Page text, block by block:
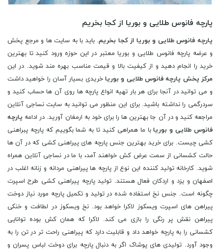
پارچه فانوس طلایی و بوریا از کجا بخریم
پارچه فانوس طلایی و بوریا از کجا بخریم. باید با به سایت ها و مرجع پخش
و عرضه پارچه فانوس طلایی و بوریا معتبر در این حوزه ورود کنید تا بهترین
خرید را انجام دهید و از کیفیت بالا و قیمت مناسب بهره مند شوید. در این
مرکز پخش پارچه فانوس طلایی و بوریاخریدی بسیار آسان را خواهید داشت
و می توانید در آنجا برای هر بار تهیه انواع پارچه ها روی آن ها حساب کنید و
سردرگمی را نداشته باشید. برای این منظور می توانید به سایت نساجی آنلاین
مراجعه کنید و در آن جا بهترین ها را برای خود به ارمغان آورید. در ادامه پارچه
فانوس طلایی و بوریابا ما همراهی کنید تا به شما بگوییم که پارچه پبراهنی
کشی چیست. برای خرید بهترین جنس پارچه های پیراهنی کشی که در آن ها
حالت کشسانی از سمت عرض کش خواهند آمد، با ما در نساجی آنلاین همراه
شوید. کارخانه تولید کننده این نوع از پارچه ها پیراهنی مردانه و زنانه اغلب در
اصفهان و یزد و اردکان فعال هستند. تولید پارچه پیراهنی کشی طرح اسپرت
چگونه است. جنس نخ استفاده شده در تولید و تکمیل پارچه مورد نیاز دوخت
پیراهن های اسپرت ویسکوز لاکرا خواهد بود. نخ ویسکوز در لطافت و خنکی
پیراهن نقش پر رنگی را بازی می کند. لاکرا که همان کش بوده توانایی
کشسانی را به پارچه خواهد داد و قابلیت دارد که پیراهنی راحت تر در تن را به
وجود آورد. تولیدی های پوشاک اگر به دنبال پارچه برای دوخت لباس پسران و